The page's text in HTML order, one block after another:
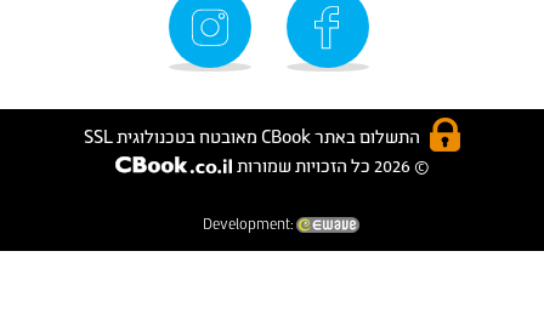
התשלום באתר CBook מאובטח בטכנולוגית SSL
© 2026 כל הזכויות שמורות
Development: